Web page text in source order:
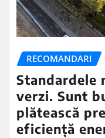
RECOMANDARI
Standardele
verzi. Sunt
plătească
eficiență